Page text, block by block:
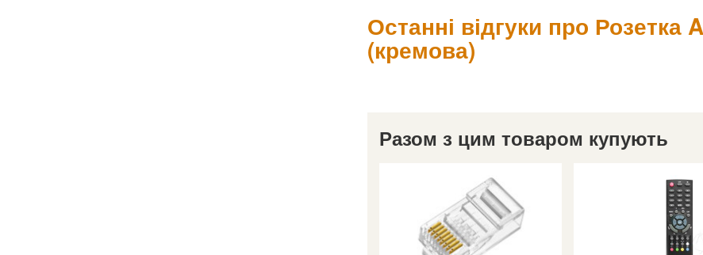
Останні відгуки про
(кремова)
Разом з цим товаром купують